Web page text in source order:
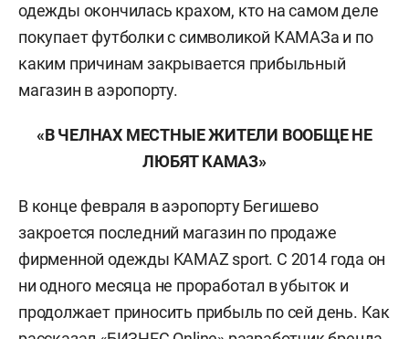
одежды окончилась крахом, кто на самом деле
покупает футболки с символикой КАМАЗа и по
каким причинам закрывается прибыльный
магазин в аэропорту.
«В ЧЕЛНАХ МЕСТНЫЕ ЖИТЕЛИ ВООБЩЕ НЕ
ЛЮБЯТ КАМАЗ»
В конце февраля в аэропорту Бегишево
закроется последний магазин по продаже
фирменной одежды KAMAZ sport. С 2014 года он
ни одного месяца не проработал в убыток и
продолжает приносить прибыль по сей день. Как